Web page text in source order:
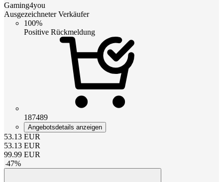
Gaming4you
Ausgezeichneter Verkäufer
100%
Positive Rückmeldung
187489
Angebotsdetails anzeigen
53.13 EUR
53.13 EUR
99.99 EUR
-47%